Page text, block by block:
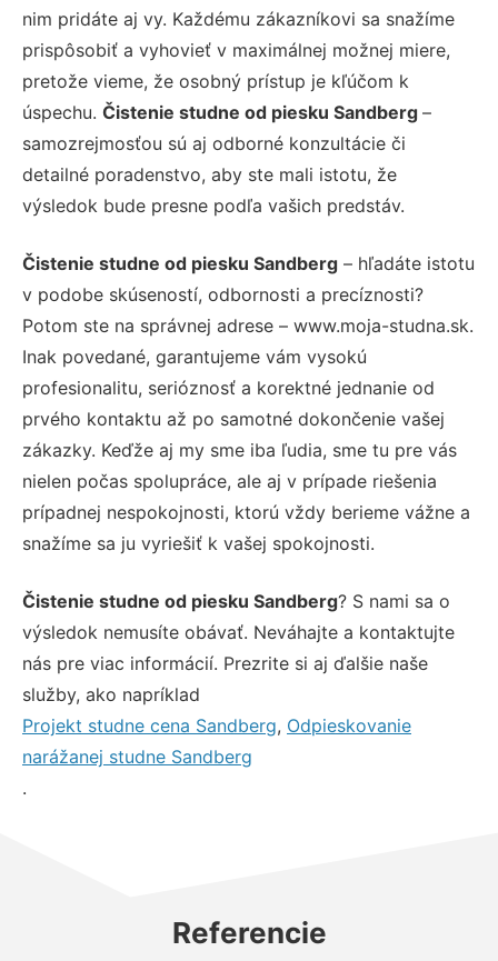
nim pridáte aj vy. Každému zákazníkovi sa snažíme
prispôsobiť a vyhovieť v maximálnej možnej miere,
pretože vieme, že osobný prístup je kľúčom k
úspechu. Čistenie studne od piesku Sandberg –
samozrejmosťou sú aj odborné konzultácie či
detailné poradenstvo, aby ste mali istotu, že
výsledok bude presne podľa vašich predstáv.
Čistenie studne od piesku Sandberg – hľadáte istotu
v podobe skúseností, odbornosti a precíznosti?
Potom ste na správnej adrese – www.moja-studna.sk.
Inak povedané, garantujeme vám vysokú
profesionalitu, serióznosť a korektné jednanie od
prvého kontaktu až po samotné dokončenie vašej
zákazky. Keďže aj my sme iba ľudia, sme tu pre vás
nielen počas spolupráce, ale aj v prípade riešenia
prípadnej nespokojnosti, ktorú vždy berieme vážne a
snažíme sa ju vyriešiť k vašej spokojnosti.
Čistenie studne od piesku Sandberg? S nami sa o
výsledok nemusíte obávať. Neváhajte a kontaktujte
nás pre viac informácií. Prezrite si aj ďalšie naše
služby, ako napríklad
Projekt studne cena Sandberg, Odpieskovanie
narážanej studne Sandberg
.
Referencie